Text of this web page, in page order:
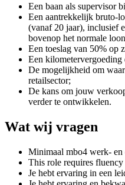
Een baan als supervisor
Een aantrekkelijk bruto-
(vanaf 20 jaar), inclusief
bovenop het normale
Een toeslag van 50% op
Een
De mogelijkheid om
retailsector;
De kans om jouw
verder te ontwikkelen.
Wat wij vragen
Minimaal mbo4 werk- en
This role requires
Je hebt ervaring in een